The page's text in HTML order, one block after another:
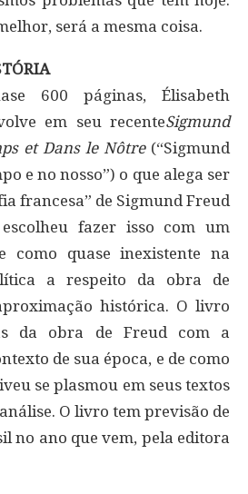
será a mesma coisa.
600 páginas, Élisabeth
em seu recenteSigmund
et Dans le Nôtre(“Sigmund
e no nosso”) o que alega ser
francesa” de Sigmund Freud
fazer isso com um
como quase inexistente na
a respeito da obra de
histórica. O livro
da obra de Freud com a
de sua época, e de como
se plasmou em seus textos
O livro tem previsão de
no ano que vem, pela editora